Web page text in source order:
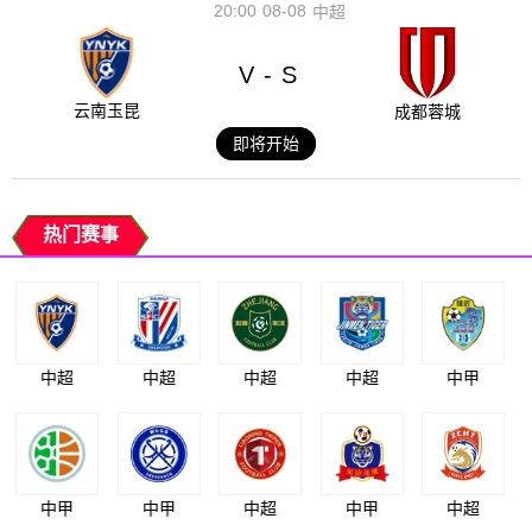
08-08
20:00 中超
云南玉昆
V - S
成都蓉城
即将开始
热门赛事
中超 中超 中超 中超 中甲
中甲 中甲 中超 中甲 中超